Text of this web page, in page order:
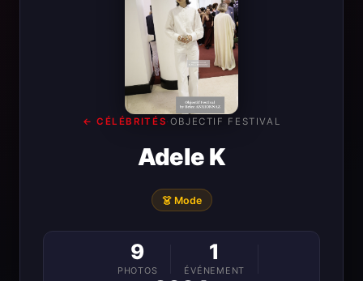
← CÉLÉBRITÉS· OBJECTIF FESTIVAL
Adele K
👗 Mode
9
PHOTOS
1
ÉVÉNEMENT